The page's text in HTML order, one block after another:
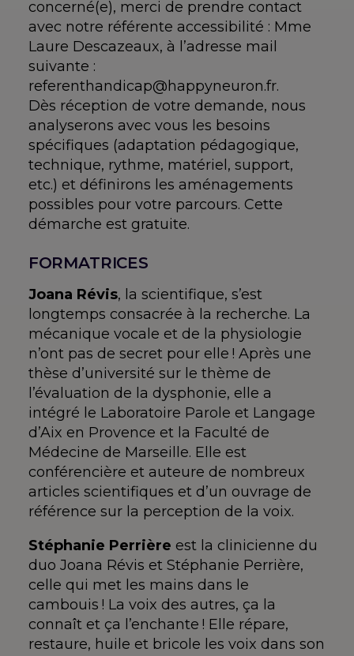
concerné(e), merci de prendre contact
avec notre référente accessibilité : Mme
Laure Descazeaux, à l’adresse mail
suivante :
referenthandicap@happyneuron.fr.
Dès réception de votre demande, nous
analyserons avec vous les besoins
spécifiques (adaptation pédagogique,
technique, rythme, matériel, support,
etc.) et définirons les aménagements
possibles pour votre parcours. Cette
démarche est gratuite.
FORMATRICES
Joana Révis, la scientifique, s’est
longtemps consacrée à la recherche. La
mécanique vocale et de la physiologie
n’ont pas de secret pour elle ! Après une
thèse d’université sur le thème de
l’évaluation de la dysphonie, elle a
intégré le Laboratoire Parole et Langage
d’Aix en Provence et la Faculté de
Médecine de Marseille. Elle est
conférencière et auteure de nombreux
articles scientifiques et d’un ouvrage de
référence sur la perception de la voix.
Stéphanie Perrière est la clinicienne du
duo Joana Révis et Stéphanie Perrière,
celle qui met les mains dans le
cambouis ! La voix des autres, ça la
connaît et ça l’enchante ! Elle répare,
restaure, huile et bricole les voix dans son